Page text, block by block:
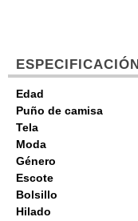
ESPECIFICACIÓN
Edad
Puño de camisa
Tela
Moda
Género
Escote
Bolsillo
Hilado